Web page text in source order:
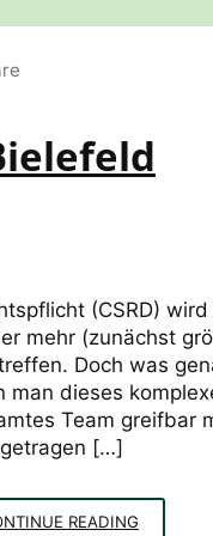
(CSRD)
mehr (zunächst
Doch was
man dieses
Team greifbar
[…]
READING